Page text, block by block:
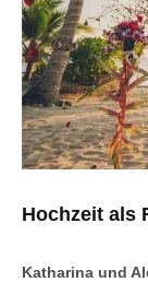
Hochzeit als
Katharina und